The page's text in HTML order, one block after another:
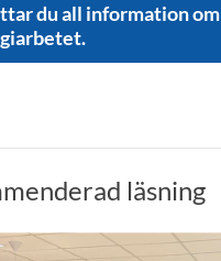
du all information om
läsning